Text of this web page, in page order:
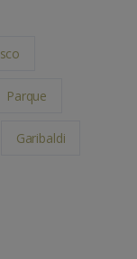
Parque
Garibaldi